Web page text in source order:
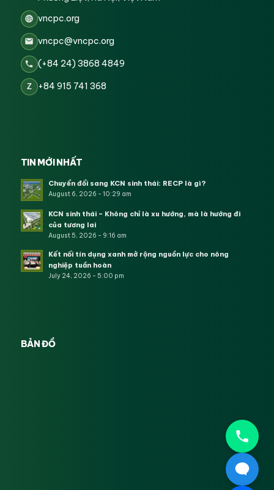
vncpc.org
vncpc@vncpc.org
(+84 24) 3868 4849
Z +84 915 741 368
TIN MỚI NHẤT
Chuyển đổi sang KCN sinh thái: RECP là gì?
August 6, 2026 - 10:29 am
KCN sinh thái – Không chỉ là xu hướng, mà là hướng đi
của tương lai
August 5, 2026 - 9:16 am
Kết nối tín dụng xanh mở rộng nguồn lực cho nông
nghiệp tuần hoàn
July 24, 2026 - 5:00 pm
BẢN ĐỒ